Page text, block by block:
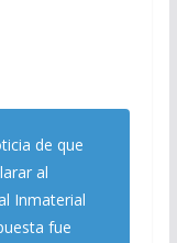
de que
al
Inmaterial
fue